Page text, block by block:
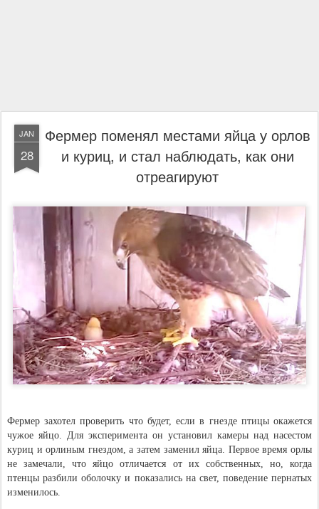
JAN
28
Фермер поменял местами яйца у орлов
и куриц, и стал наблюдать, как они
отреагируют
Фермер захотел проверить что будет, если в гнезде птицы окажется
чужое яйцо. Для эксперимента он установил камеры над насестом
куриц и орлиным гнездом, а затем заменил яйца. Первое время орлы
не замечали, что яйцо отличается от их собственных, но, когда
птенцы разбили оболочку и показались на свет, поведение пернатых
изменилось.